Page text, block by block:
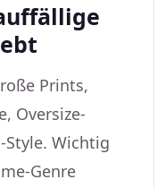
Prints,
Oversize-
Wichtig
Genre